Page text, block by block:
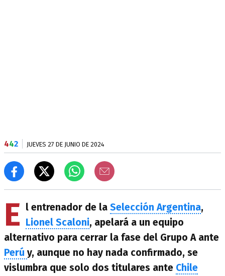
442 JUEVES 27 DE JUNIO DE 2024
E l entrenador de la Selección Argentina,
Lionel Scaloni, apelará a un equipo
alternativo para cerrar la fase del Grupo A ante
Perú y, aunque no hay nada confirmado, se
vislumbra que solo dos titulares ante Chile